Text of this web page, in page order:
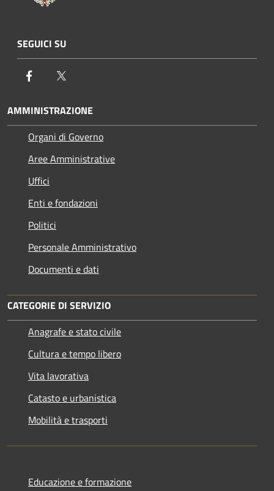
SEGUICI SU
Facebook
AMMINISTRAZIONE
Organi di Governo
Aree Amministrative
Uffici
Enti e fondazioni
Politici
Personale Amministrativo
Documenti e dati
CATEGORIE DI SERVIZIO
Anagrafe e stato civile
Cultura e tempo libero
Vita lavorativa
Catasto e urbanistica
Mobilità e trasporti
Educazione e formazione